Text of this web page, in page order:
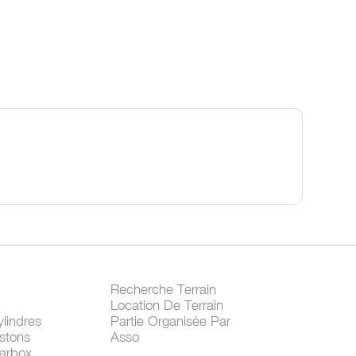
Recherche Terrain
Location De Terrain
Partie Organisée Par
Asso